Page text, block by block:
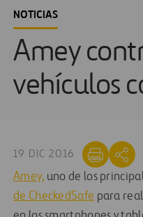
NOTICIAS
Amey
vehículos
19 DIC 2016
Amey,uno de los
de CheckedSafe para